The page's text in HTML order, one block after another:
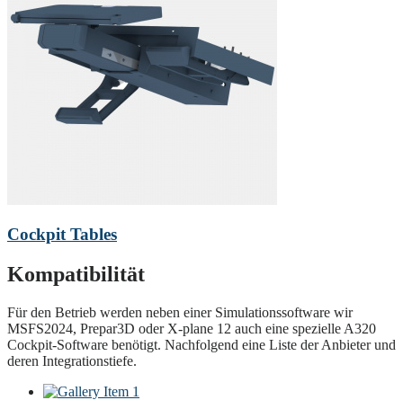
Cockpit Tables
Kompatibilität
Für den Betrieb werden neben einer Simulationssoftware wir
MSFS2024, Prepar3D oder X-plane 12 auch eine spezielle A320
Cockpit-Software benötigt. Nachfolgend eine Liste der Anbieter und
deren Integrationstiefe.